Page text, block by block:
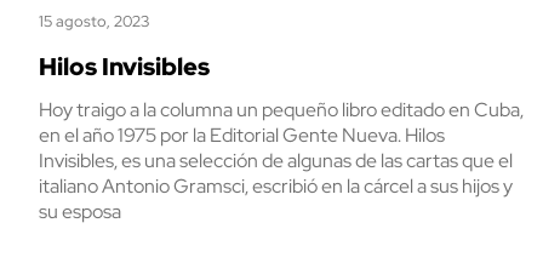
15 agosto, 2023
Hilos Invisibles
Hoy traigo a la columna un pequeño libro editado en Cuba,
en el año 1975 por la Editorial Gente Nueva. Hilos
Invisibles, es una selección de algunas de las cartas que el
italiano Antonio Gramsci, escribió en la cárcel a sus hijos y
su esposa